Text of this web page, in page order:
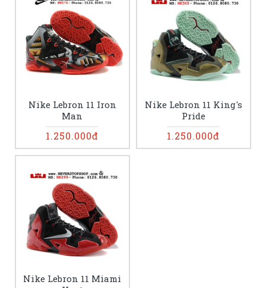
Nike Lebron 11 Iron
Man
1.250.000đ
Nike Lebron 11 King's
Pride
1.250.000đ
Nike Lebron 11 Miami